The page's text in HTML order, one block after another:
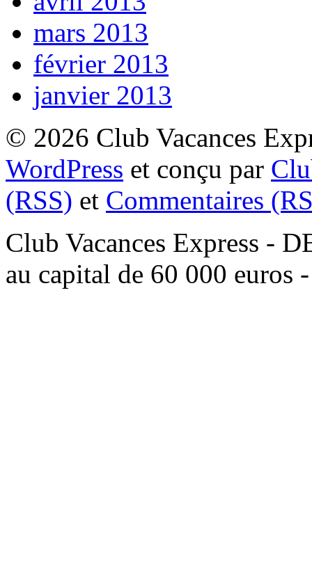
mars 2013
février 2013
janvier 2013
© 2026 Club Vacances
WordPress et conçu par
(RSS) et Commentaires
Club Vacances Express -
au capital de 60 000 euros